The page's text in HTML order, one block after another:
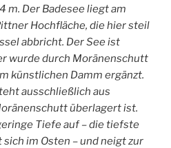
m. Der Badesee liegt am
Hochfläche, die hier steil
abbricht. Der See ist
wurde durch Moränenschutt
künstlichen Damm ergänzt.
ausschließlich aus
überlagert ist.
Tiefe auf – die tiefste
im Osten – und neigt zur